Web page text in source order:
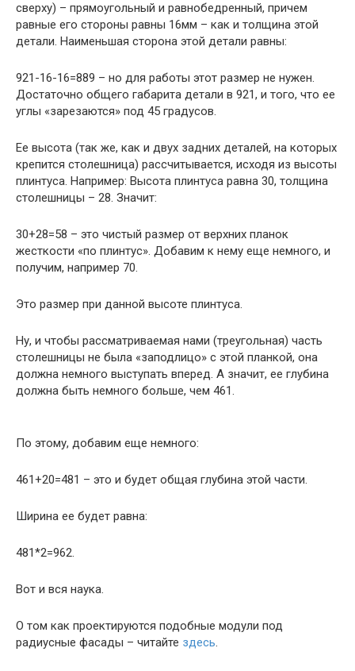
сверху) – прямоугольный и равнобедренный, причем
равные его стороны равны 16мм – как и толщина этой
детали. Наименьшая сторона этой детали равны:
921-16-16=889 – но для работы этот размер не нужен.
Достаточно общего габарита детали в 921, и того, что ее
углы «зарезаются» под 45 градусов.
Ее высота (так же, как и двух задних деталей, на которых
крепится столешница) рассчитывается, исходя из высоты
плинтуса. Например: Высота плинтуса равна 30, толщина
столешницы – 28. Значит:
30+28=58 – это чистый размер от верхних планок
жесткости «по плинтус». Добавим к нему еще немного, и
получим, например 70.
Это размер при данной высоте плинтуса.
Ну, и чтобы рассматриваемая нами (треугольная) часть
столешницы не была «заподлицо» с этой планкой, она
должна немного выступать вперед. А значит, ее глубина
должна быть немного больше, чем 461.
По этому, добавим еще немного:
461+20=481 – это и будет общая глубина этой части.
Ширина ее будет равна:
481*2=962.
Вот и вся наука.
О том как проектируются подобные модули под
радиусные фасады – читайте здесь.